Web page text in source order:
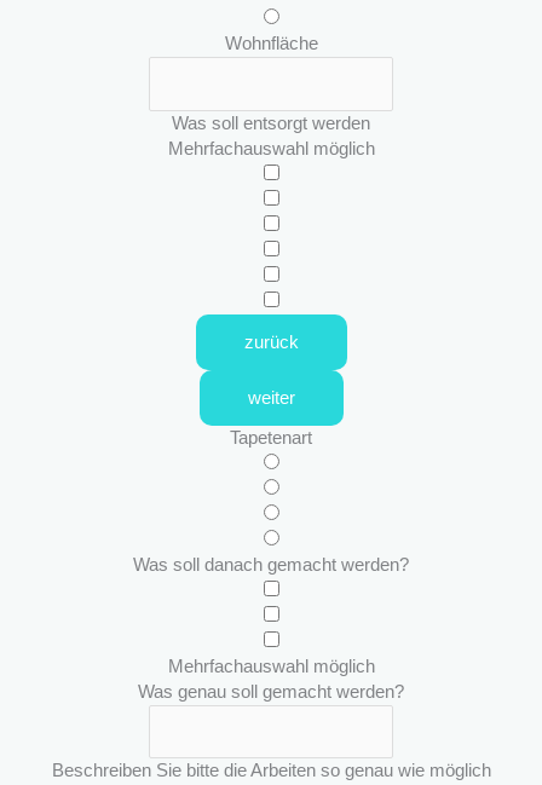
Wohnfläche
Was soll entsorgt werden
Mehrfachauswahl möglich
zurück
weiter
Tapetenart
Was soll danach gemacht werden?
Mehrfachauswahl möglich
Was genau soll gemacht werden?
Beschreiben Sie bitte die Arbeiten so genau wie möglich